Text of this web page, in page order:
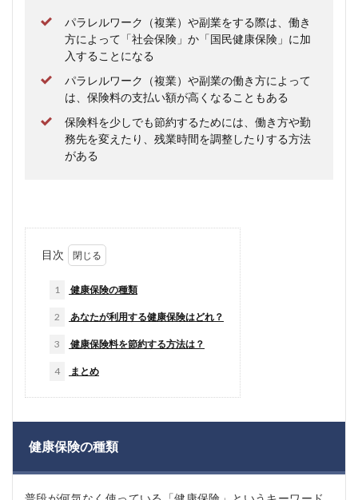
パラレルワーク（複業）や副業をする際は、働き
方によって「社会保険」か「国民健康保険」に加
入することになる
パラレルワーク（複業）や副業の働き方によって
は、保険料の支払い額が高くなることもある
保険料を少しでも節約するためには、働き方や勤
務先を変えたり、残業時間を調整したりする方法
がある
目次
1 健康保険の種類
2 あなたが利用する健康保険はどれ？
3 健康保険料を節約する方法は？
4 まとめ
健康保険の種類